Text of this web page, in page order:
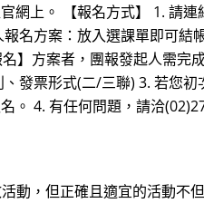
網上。 【報名方式】 1.
名方案：放入選課單即可
】方案者，團報發起人需
發票形式(二/三聯) 3. 若您
。 4. 有任何問題，請洽
動，但正確且適宜的活動不